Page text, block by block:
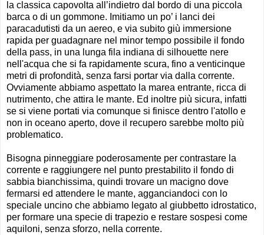
la classica capovolta all’indietro dal bordo di una piccola
barca o di un gommone. Imitiamo un po’ i lanci dei
paracadutisti da un aereo, e via subito giù immersione
rapida per guadagnare nel minor tempo possibile il fondo
della pass, in una lunga fila indiana di silhouette nere
nell'acqua che si fa rapidamente scura, fino a venticinque
metri di profondità, senza farsi portar via dalla corrente.
Ovviamente abbiamo aspettato la marea entrante, ricca di
nutrimento, che attira le mante. Ed inoltre più sicura, infatti
se si viene portati via comunque si finisce dentro l'atollo e
non in oceano aperto, dove il recupero sarebbe molto più
problematico.
Bisogna pinneggiare poderosamente per contrastare la
corrente e raggiungere nel punto prestabilito il fondo di
sabbia bianchissima, quindi trovare un macigno dove
fermarsi ed attendere le mante, agganciandoci con lo
speciale uncino che abbiamo legato al giubbetto idrostatico,
per formare una specie di trapezio e restare sospesi come
aquiloni, senza sforzo, nella corrente.